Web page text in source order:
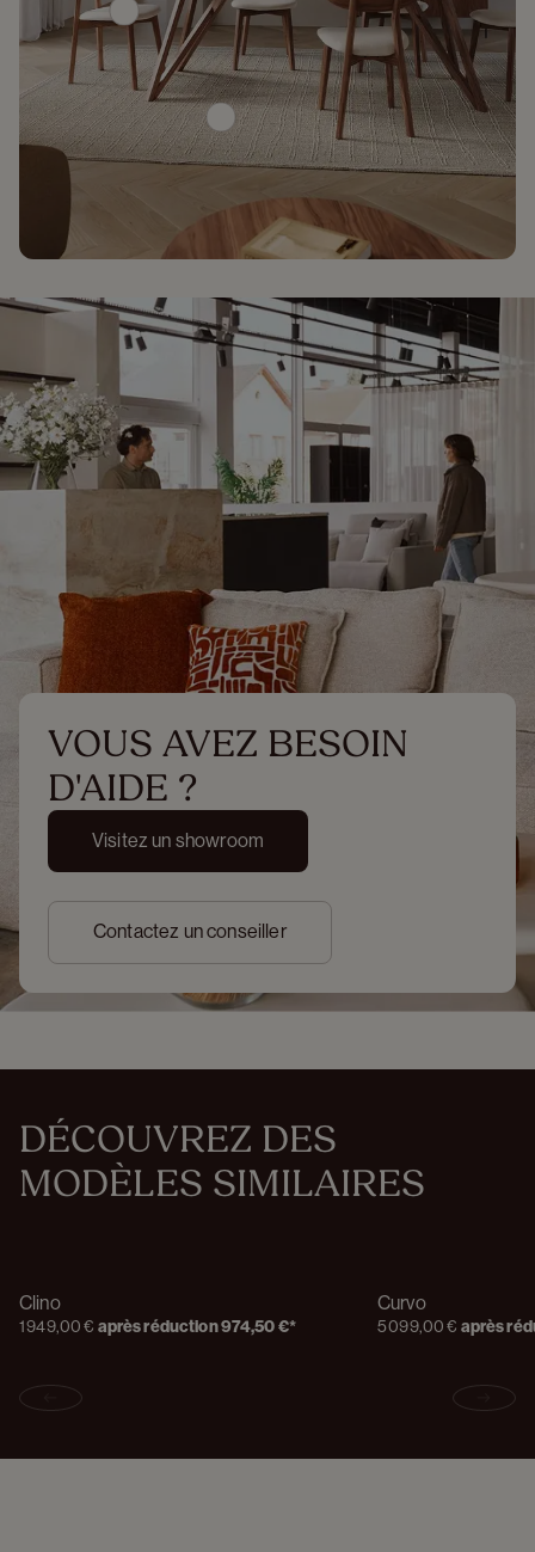
VOUS AVEZ BESOIN
D'AIDE ?
Visitez un showroom
Contactez un conseiller
DÉCOUVREZ DES
MODÈLES SIMILAIRES
Clino
1 949,00 € après réduction974,50 €*
Curvo
5 099,00 € après
Previous slide Next